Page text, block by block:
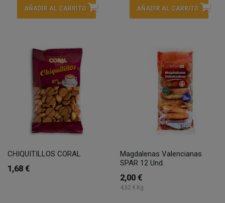
AÑADIR AL CARRITO AÑADIR AL CARRITO
CHIQUITILLOS CORAL
1,68 €
Magdalenas Valencianas
SPAR 12 Und.
2,00 €
4,62 € Kg